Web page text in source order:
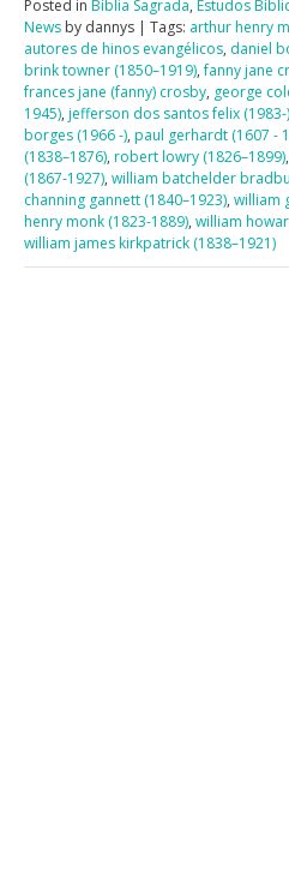
Posted in Bíblia Sagrada, Estudos
News by dannys | Tags: arthur henry
autores de hinos evangélicos, daniel
brink towner (1850–1919),fanny jane
frances jane (fanny) crosby, george
1945), jefferson dos santos felix (1983-)
borges (1966 -), paul gerhardt (1607 -
(1838–1876), robert lowry (1826–1899),
(1867-1927), william batchelder
channing gannett (1840–1923), william
henry monk (1823-1889), william
william james kirkpatrick (1838–1921)